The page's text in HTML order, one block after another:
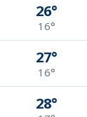
26°
16°
27°
16°
28°